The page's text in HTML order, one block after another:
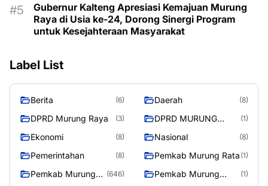
Gubernur Kalteng Apresiasi Kemajuan Murung
Raya di Usia ke-24, Dorong Sinergi Program
untuk Kesejahteraan Masyarakat
Label List
Berita (6) Daerah (8)
DPRD Murung Raya (3)
DPRD MURUNG
(1)
Ekonomi (8) Nasional (8)
Pemerintahan (8) Pemkab Murung Rata (1)
Pemkab Murung
(646)
Pemkab Murung
(1)